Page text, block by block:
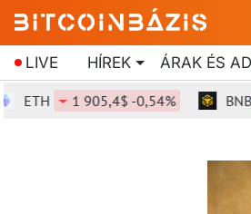
LIVE HÍREK ÁRAK ÉS
ETH 1 905,4$ -0,54% BNB